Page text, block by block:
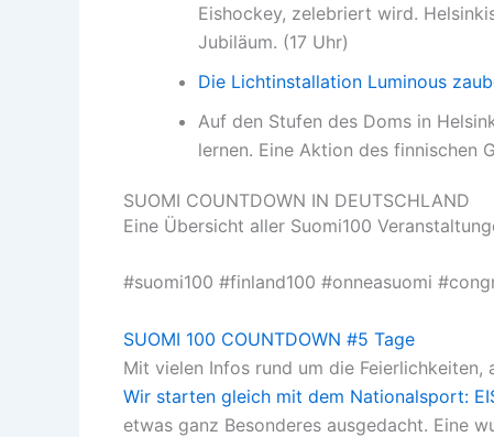
Eishockey, zelebriert wird.
Jubiläum. (17 Uhr)
Die Lichtinstallation Luminous
Auf den Stufen des Doms in
lernen. Eine Aktion des finnischen
SUOMI COUNTDOWN IN DEUTSCHLAND
Eine Übersicht aller Suomi100
#suomi100 #finland100 #onneasuomi
SUOMI 100 COUNTDOWN #5 Tage
Mit vielen Infos rund um die
Wir starten gleich mit dem Nationalsport:
etwas ganz Besonderes ausgedacht. Eine